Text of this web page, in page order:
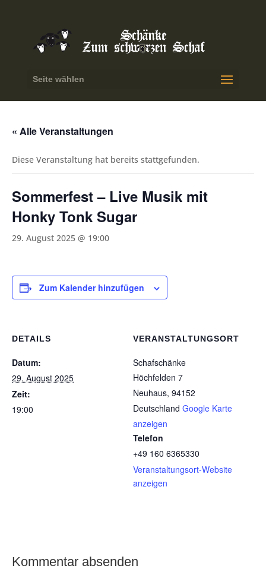
Seite wählen
« Alle Veranstaltungen
Diese Veranstaltung hat bereits stattgefunden.
Sommerfest – Live Musik mit
Honky Tonk Sugar
29. August 2025 @ 19:00
Zum Kalender hinzufügen
DETAILS
Datum:
29. August 2025
Zeit:
19:00
VERANSTALTUNGSORT
Schafschänke
Höchfelden 7
Neuhaus, 94152
Deutschland Google Karte
anzeigen
Telefon
+49 160 6365330
Veranstaltungsort-Website
anzeigen
Kommentar absenden